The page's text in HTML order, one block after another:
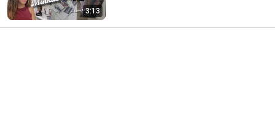
3:13